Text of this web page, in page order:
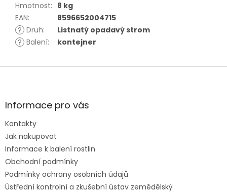
Hmotnost: 8 kg
EAN:
8596652004715
? Druh:
Listnatý opadavý strom
? Balení: kontejner
Z
aInformace pro vás
Kontakty
Jak nakupovat
Informace k balení rostlin
Obchodní podmínky
Podmínky ochrany osobních údajů
Ústřední kontrolní a zkušební ústav zemědělský